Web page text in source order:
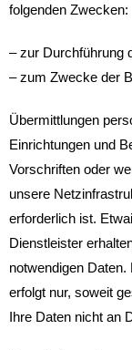
folgenden Zwecken:
– zur Durchführung
– zum Zwecke der
Übermittlungen
Einrichtungen und
Vorschriften oder
unsere
erforderlich ist.
Dienstleister
notwendigen
erfolgt nur, soweit
Ihre Daten nicht an